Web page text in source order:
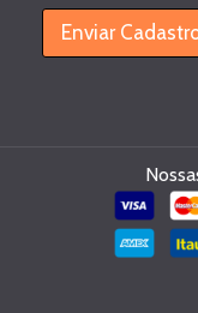
a
t
Enviar